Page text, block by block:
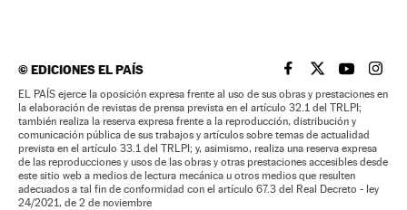
©EDICIONES EL PAÍS EL PAÍS BRASIL EN
EL PAÍSEL PAÍS
EL
EL PAÍS ejerce la oposición expresa frente al uso de sus obras y prestaciones en
la elaboración de revistas de prensa prevista en el artículo 32.1 del TRLPI;
también realiza la reserva expresa frente a la reproducción, distribución y
comunicación pública de sus trabajos y artículos sobre temas de actualidad
prevista en el artículo 33.1 del TRLPI; y, asimismo, realiza una reserva expresa
de las reproducciones y usos de las obras y otras prestaciones accesibles desde
este sitio web a medios de lectura mecánica u otros medios que resulten
adecuados a tal fin de conformidad con el artículo 67.3 del Real Decreto - ley
24/2021, de 2 de noviembre